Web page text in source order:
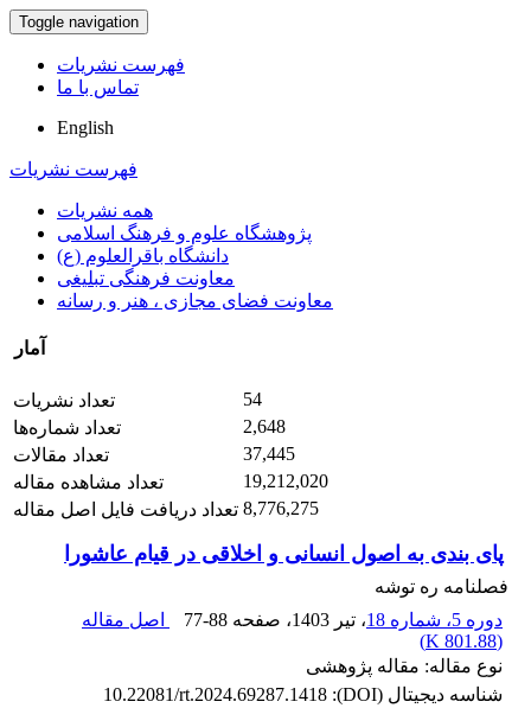
Toggle navigation
فهرست نشریات
تماس با ما
English
فهرست نشریات
همه نشریات
پژوهشگاه علوم و فرهنگ اسلامی
دانشگاه باقرالعلوم (ع)
معاونت فرهنگی تبلیغی
معاونت فضای مجازی ، هنر و رسانه
آمار
تعداد نشریات
54
تعداد شماره‌ها
2,648
تعداد مقالات
37,445
تعداد مشاهده مقاله
19,212,020
تعداد دریافت فایل اصل مقاله 8,776,275
پای بندی به اصول انسانی و اخلاقی در قیام عاشورا
فصلنامه ره توشه
دوره 5، شماره 18
، تیر 1403 ، صفحه 77-88
اصل مقاله
(
801.88 K
)
نوع مقاله: مقاله پژوهشی
شناسه دیجیتال (DOI):
10.22081/rt.2024.69287.1418